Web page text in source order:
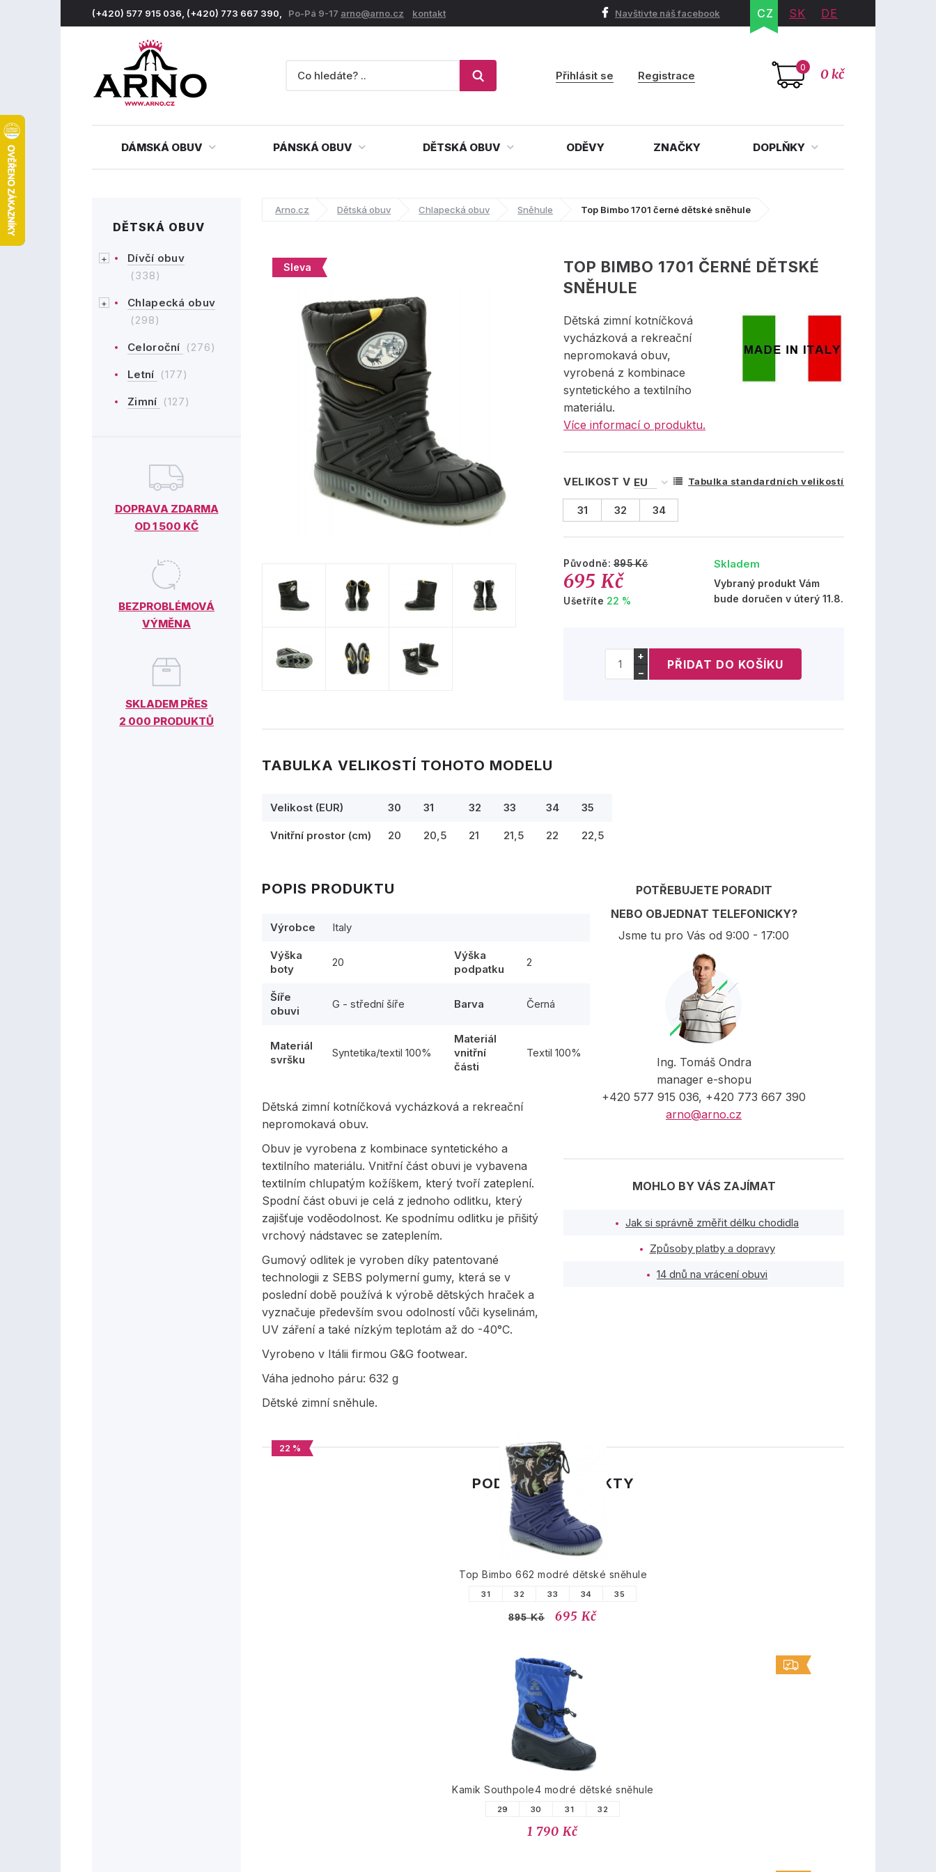
(+420) 577 915 036, (+420) 773 667 390, Po-Pá 9-17 arno@arno.cz kontakt Navštivte náš facebook CZ SK DE
0 0 kč
Přihlásit se Registrace
DÁMSKÁ OBUV PÁNSKÁ OBUV DĚTSKÁ OBUV ODĚVY ZNAČKY DOPLŇKY
DĚTSKÁ OBUV
Dívčí obuv
(338)
Chlapecká obuv
(298)
Celoroční (276)
Letní (177)
Zimní (127)
DOPRAVA ZDARMA
OD 1 500 KČ
BEZPROBLÉMOVÁ
VÝMĚNA
SKLADEM PŘES
2 000 PRODUKTŮ
Arno.cz Dětská obuv Chlapecká obuv Sněhule Top Bimbo 1701 černé dětské sněhule
Sleva
TOP BIMBO 1701 ČERNÉ DĚTSKÉ
SNĚHULE
Dětská zimní kotníčková
vycházková a rekreační
nepromokavá obuv,
vyrobená z kombinace
syntetického a textilního
materiálu.
Více informací o produktu.
VELIKOST V Tabulka standardních velikostí
31 32 34
Původně:895 Kč
695 Kč
Ušetříte 22 %
Skladem
Vybraný produkt Vám
bude doručen v úterý 11.8.
+
−
TABULKA VELIKOSTÍ TOHOTO MODELU
Velikost (EUR) 30 31 32 33 34 35
Vnitřní prostor (cm) 20 20,5 21 21,5 22 22,5
POPIS PRODUKTU
Výrobce Italy
Výška
boty
20
Výška
podpatku
2
Šíře
obuvi
G - střední šíře Barva Černá
Materiál
svršku
Syntetika/textil 100%
Materiál
vnitřní
části
Textil 100%
Dětská zimní kotníčková vycházková a rekreační
nepromokavá obuv.
Obuv je vyrobena z kombinace syntetického a
textilního materiálu. Vnitřní část obuvi je vybavena
textilním chlupatým kožíškem, který tvoří zateplení.
Spodní část obuvi je celá z jednoho odlitku, který
zajišťuje voděodolnost. Ke spodnímu odlitku je přišitý
vrchový nádstavec se zateplením.
Gumový odlitek je vyroben díky patentované
technologii z SEBS polymerní gumy, která se v
poslední době používá k výrobě dětských hraček a
vyznačuje především svou odolností vůči kyselinám,
UV záření a také nízkým teplotám až do -40°C.
Vyrobeno v Itálii firmou G&G footwear.
Váha jednoho páru: 632 g
Dětské zimní sněhule.
POTŘEBUJETE PORADIT
NEBO OBJEDNAT TELEFONICKY?
Jsme tu pro Vás od 9:00 - 17:00
Ing. Tomáš Ondra
manager e-shopu
+420 577 915 036, +420 773 667 390
arno@arno.cz
MOHLO BY VÁS ZAJÍMAT
Jak si správně změřit délku chodidla
Způsoby platby a dopravy
14 dnů na vrácení obuvi
PODOBNÉ PRODUKTY
22 %
Top Bimbo 662 modré dětské sněhule
31 32 33 34 35
895 Kč 695 Kč
Kamik Southpole4 modré dětské sněhule
29 30 31 32
1 790 Kč